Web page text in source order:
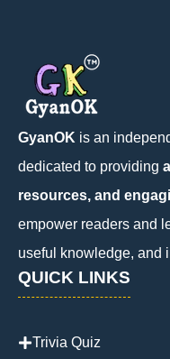
GyanOK is an
dedicated to providing
resources, and
empower readers and
useful knowledge, and
QUICK LINKS
Trivia Quiz